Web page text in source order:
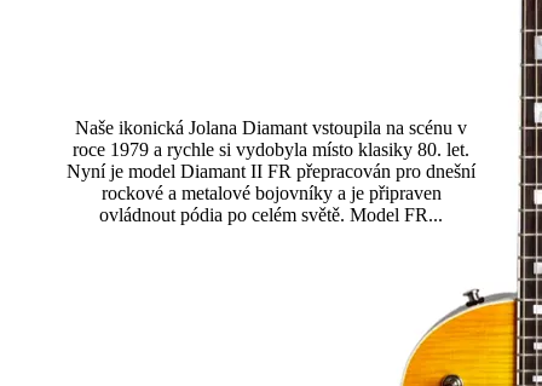
Naše ikonická Jolana Diamant vstoupila na scénu v
roce 1979 a rychle si vydobyla místo klasiky 80. let.
Nyní je model Diamant II FR přepracován pro dnešní
rockové a metalové bojovníky a je připraven
ovládnout pódia po celém světě. Model FR...